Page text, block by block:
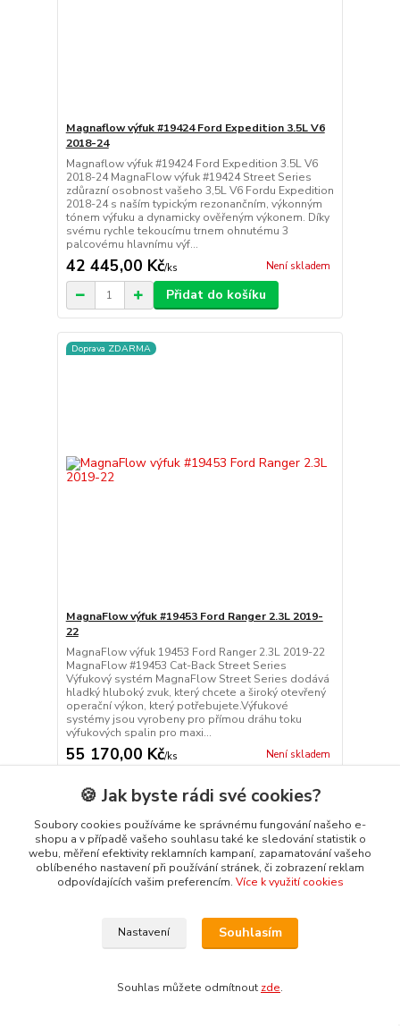
Magnaflow výfuk #19424 Ford Expedition 3.5L V6
2018-24
Magnaflow výfuk #19424 Ford Expedition 3.5L V6
2018-24 MagnaFlow výfuk #19424 Street Series
zdůrazní osobnost vašeho 3,5L V6 Fordu Expedition
2018-24 s naším typickým rezonančním, výkonným
tónem výfuku a dynamicky ověřeným výkonem. Díky
svému rychle tekoucímu trnem ohnutému 3
palcovému hlavnímu výf...
42 445,00 Kč/ks Není skladem
Přidat do košíku
Doprava ZDARMA
MagnaFlow výfuk #19453 Ford Ranger 2.3L 2019-
22
MagnaFlow výfuk 19453 Ford Ranger 2.3L 2019-22
MagnaFlow #19453 Cat-Back Street Series
Výfukový systém MagnaFlow Street Series dodává
hladký hluboký zvuk, který chcete a široký otevřený
operační výkon, který potřebujete.Výfukové
systémy jsou vyrobeny pro přímou dráhu toku
výfukových spalin pro maxi...
55 170,00 Kč/ks Není skladem
🍪 Jak byste rádi své cookies?
Soubory cookies používáme ke správnému fungování našeho e-
shopu a v případě vašeho souhlasu také ke sledování statistik o
webu, měření efektivity reklamních kampaní, zapamatování vašeho
oblíbeného nastavení při používání stránek, či zobrazení reklam
odpovídajících vašim preferencím. Více k využití cookies
Nastavení Souhlasím
Souhlas můžete odmítnout zde.